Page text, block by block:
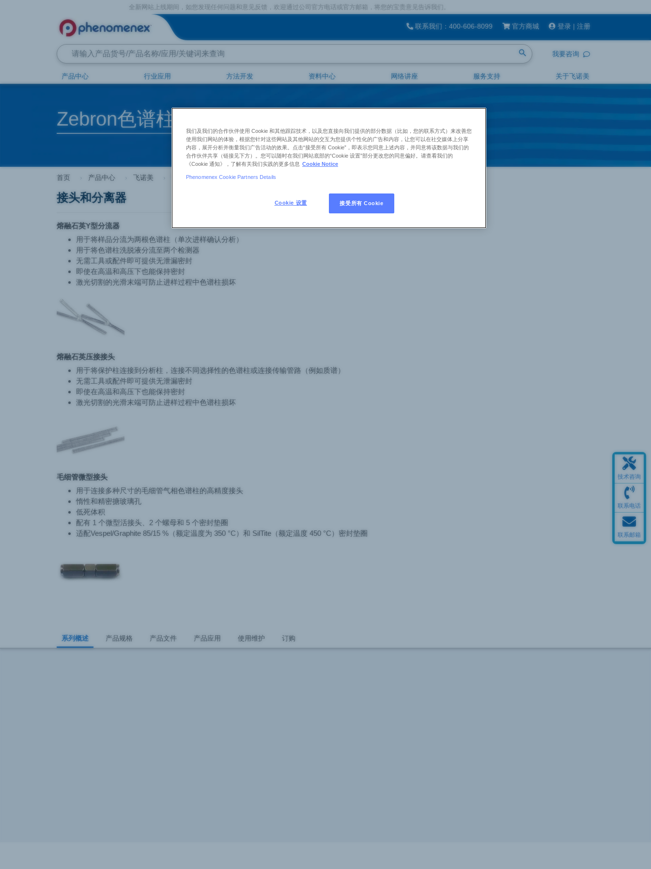
全新网站上线期间，如您发现任何问题和意见反馈，欢迎通过公司官方电话或官方邮箱，将您的宝贵意见告诉我们。
联系我们： 400-606-8099 官方商城 登录 | 注册
search 我要咨询
产品中心 行业应用 方法开发 资料中心 网络讲座 服务支持 关于飞诺美
Zebron色谱柱两通、迷你两通和分离器
首页 产品中心 飞诺美 气相色谱配件 Zebron色谱柱两通、迷你两通和分离器
接头和分离器
熔融石英Y型分流器
用于将样品分流为两根色谱柱（单次进样确认分析）
用于将色谱柱洗脱液分流至两个检测器
无需工具或配件即可提供无泄漏密封
即使在高温和高压下也能保持密封
激光切割的光滑末端可防止进样过程中色谱柱损坏
熔融石英压接接头
用于将保护柱连接到分析柱，连接不同选择性的色谱柱或连接传输管路（例如质谱）
无需工具或配件即可提供无泄漏密封
即使在高温和高压下也能保持密封
激光切割的光滑末端可防止进样过程中色谱柱损坏
毛细管微型接头
用于连接多种尺寸的毛细管气相色谱柱的高精度接头
惰性和精密搪玻璃孔
低死体积
配有 1 个微型活接头、2 个螺母和 5 个密封垫圈
适配Vespel/Graphite 85/15 %（额定温度为 350 °C）和 SilTite（额定温度 450 °C）密封垫圈
系列概述 产品规格 产品文件 产品应用 使用维护 订购
技术咨询
联系电话
联系邮箱
我们及我们的合作伙伴使用 Cookie 和其他跟踪技术，以及您直接向我们提供的部分数据（比如，您的联系方式）来改善您
使用我们网站的体验，根据您针对这些网站及其他网站的交互为您提供个性化的广告和内容，让您可以在社交媒体上分享
内容，展开分析并衡量我们广告活动的效果。点击“接受所有 Cookie”，即表示您同意上述内容，并同意将该数据与我们的
合作伙伴共享（链接见下方）。您可以随时在我们网站底部的“Cookie 设置”部分更改您的同意偏好。请查看我们的
《Cookie 通知》，了解有关我们实践的更多信息 Cookie Notice
Phenomenex Cookie Partners Details
Cookie 设置 接受所有 Cookie